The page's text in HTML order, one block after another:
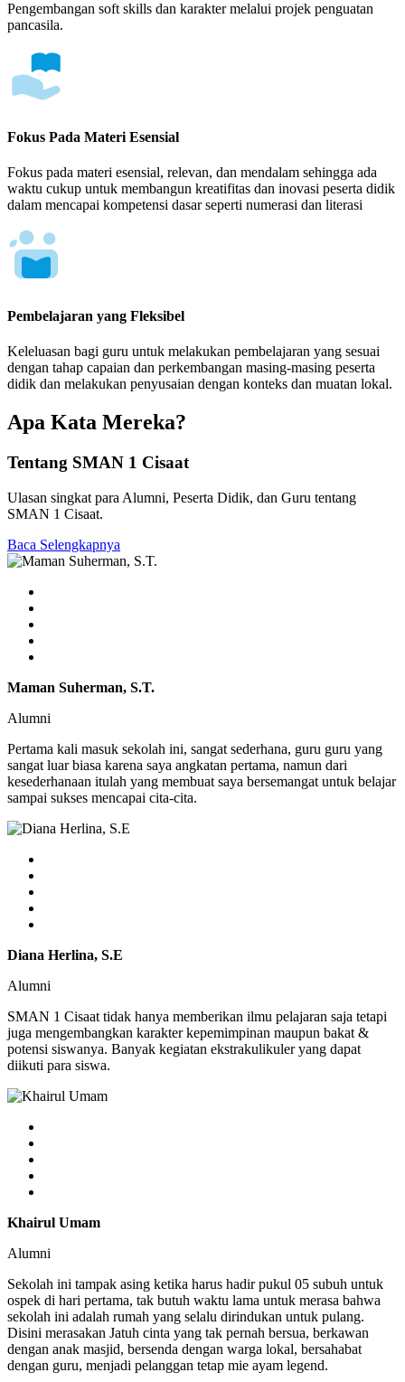
Pengembangan soft skills dan karakter melalui projek penguatan
pancasila.
Fokus Pada Materi Esensial
Fokus pada materi esensial, relevan, dan mendalam sehingga ada
waktu cukup untuk membangun kreatifitas dan inovasi peserta didik
dalam mencapai kompetensi dasar seperti numerasi dan literasi
Pembelajaran yang Fleksibel
Keleluasan bagi guru untuk melakukan pembelajaran yang sesuai
dengan tahap capaian dan perkembangan masing-masing peserta
didik dan melakukan penyusaian dengan konteks dan muatan lokal.
Apa Kata Mereka?
Tentang SMAN 1 Cisaat
Ulasan singkat para Alumni, Peserta Didik, dan Guru tentang
SMAN 1 Cisaat.
Baca Selengkapnya
Maman Suherman, S.T.
Alumni
Pertama kali masuk sekolah ini, sangat sederhana, guru guru yang
sangat luar biasa karena saya angkatan pertama, namun dari
kesederhanaan itulah yang membuat saya bersemangat untuk belajar
sampai sukses mencapai cita-cita.
Diana Herlina, S.E
Alumni
SMAN 1 Cisaat tidak hanya memberikan ilmu pelajaran saja tetapi
juga mengembangkan karakter kepemimpinan maupun bakat &
potensi siswanya. Banyak kegiatan ekstrakulikuler yang dapat
diikuti para siswa.
Khairul Umam
Alumni
Sekolah ini tampak asing ketika harus hadir pukul 05 subuh untuk
ospek di hari pertama, tak butuh waktu lama untuk merasa bahwa
sekolah ini adalah rumah yang selalu dirindukan untuk pulang.
Disini merasakan Jatuh cinta yang tak pernah bersua, berkawan
dengan anak masjid, bersenda dengan warga lokal, bersahabat
dengan guru, menjadi pelanggan tetap mie ayam legend.